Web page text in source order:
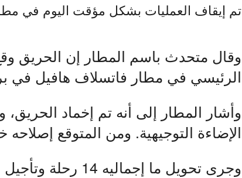
تم إيقاف العمليات بشكل مؤقت اليوم في
وقال متحدث باسم المطار إن الحريق
الرئيسي في مطار فاتسلاف هافيل في
وأشار المطار إلى أنه تم إخماد
الإضاءة التوجيهية. ومن المتوقع
وجرى تحويل ما